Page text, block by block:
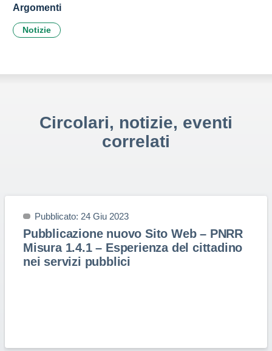
Argomenti
Notizie
Circolari, notizie, eventi
correlati
Pubblicato: 24 Giu 2023
Pubblicazione nuovo Sito Web – PNRR
Misura 1.4.1 – Esperienza del cittadino
nei servizi pubblici